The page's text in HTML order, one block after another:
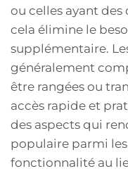
ou celles ayant
cela élimine le
supplémentaire.
généralement
être rangées ou
accès rapide et
des aspects qui
populaire parmi
fonctionnalité au